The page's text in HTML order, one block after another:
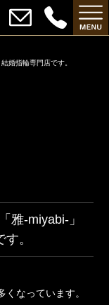
婚指輪専門店です。
雅-miyabi-」
。
なっています。